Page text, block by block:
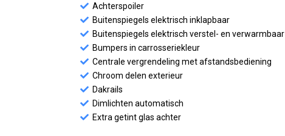
Achterspoiler
Buitenspiegels elektrisch inklapbaar
Buitenspiegels elektrisch verstel- en verwarmbaar
Bumpers in carrosseriekleur
Centrale vergrendeling met afstandsbediening
Chroom delen exterieur
Dakrails
Dimlichten automatisch
Extra getint glas achter